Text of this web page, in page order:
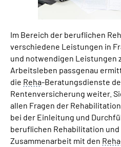
Language
Inhalte in Gebärdensprache
Leichte Sprache
Mein
Im Bereich der beruflichen
verschiedene Leistungen in
und notwendigen Leistungen
Arbeitsleben passgenau
die Reha-Beratungsdienste
Rentenversicherung weiter.
allen Fragen der
bei der Einleitung und
beruflichen Rehabilitation
Zusammenarbeit mit den Reha